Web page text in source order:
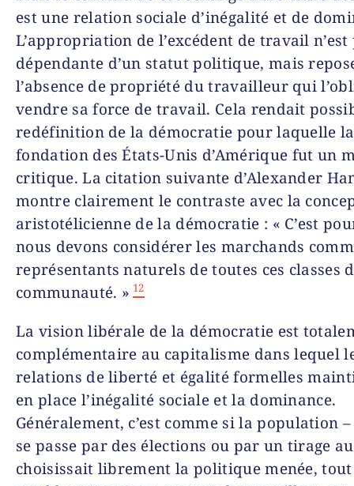
est une relation sociale d’inégalité et de
L’appropriation de l’excédent de travail n’est
dépendante d’un statut politique, mais
l’absence de propriété du travailleur qui
vendre sa force de travail. Cela rendait
redéfinition de la démocratie pour laquelle la
fondation des États-Unis d’Amérique fut un
critique. La citation suivante d’Alexander
montre clairement le contraste avec la
aristotélicienne de la démocratie : « C’est
nous devons considérer les marchands
représentants naturels de toutes ces classes
communauté. » 12
La vision libérale de la démocratie est
complémentaire au capitalisme dans lequel
relations de liberté et égalité formelles
en place l’inégalité sociale et la dominance.
Généralement, c’est comme si la population
se passe par des élections ou par un tirage
choisissait librement la politique menée,